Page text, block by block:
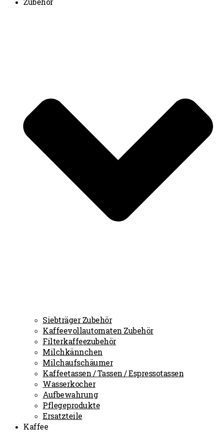
Siebträger Zubehör
Kaffeevollautomaten Zubehör
Filterkaffeezubehör
Milchkännchen
Milchaufschäumer
Kaffeetassen / Tassen / Espressotassen
Wasserkocher
Aufbewahrung
Pflegeprodukte
Ersatzteile
Kaffee